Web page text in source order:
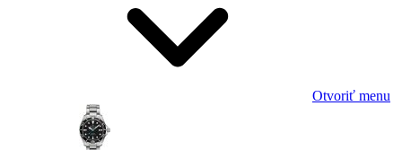
Otvoriť menu